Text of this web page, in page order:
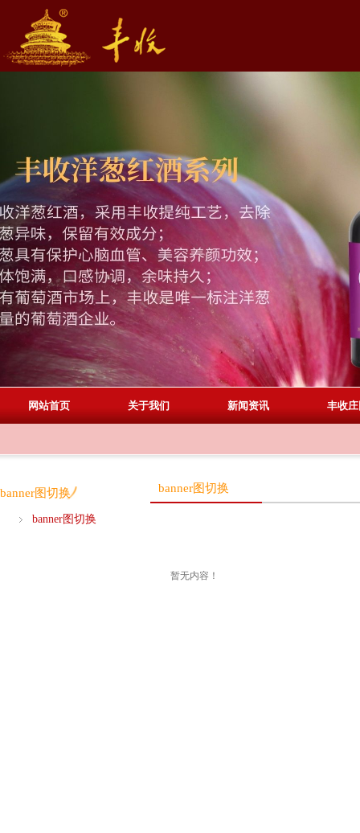
网站首页 关于我们 新闻资讯 丰收
banner图切换
banner图切换
banner图切换
暂无内容！